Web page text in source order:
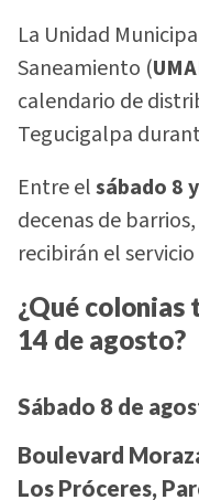
La Unidad
Saneamiento (
calendario de
Tegucigalpa
Entre elsábado 8
decenas de
recibirán el
¿Qué colonias
14 de agosto?
Sábado 8 de
Boulevard
Los Próceres,